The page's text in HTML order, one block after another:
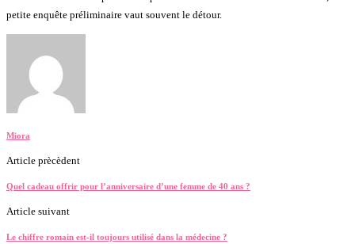
petite enquête préliminaire vaut souvent le détour.
Miora
Article prècèdent
Quel cadeau offrir pour l’anniversaire d’une femme de 40 ans ?
Article suivant
Le chiffre romain est-il toujours utilisé dans la médecine ?